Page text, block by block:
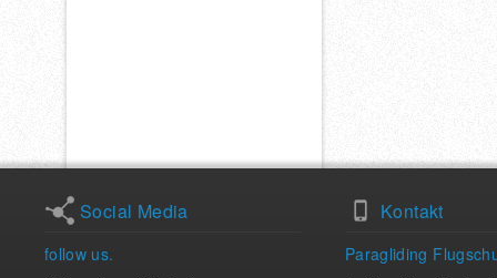
Social Media
follow us.
Kontakt
Paragliding